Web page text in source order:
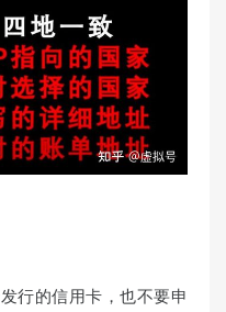
行的信用卡，也不要申